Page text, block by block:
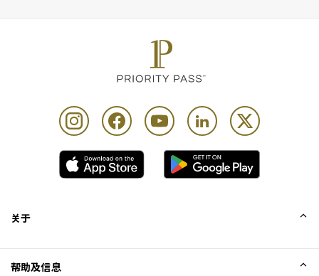
关于
帮助及信息